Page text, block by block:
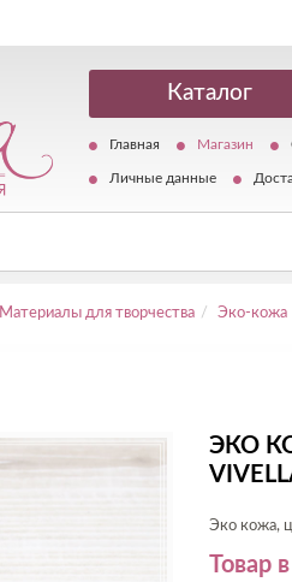
Каталог
Главная Магазин
Личные данные
Материалы для творчества Эко-кожа
ЭКО
Эко кожа,
Товар